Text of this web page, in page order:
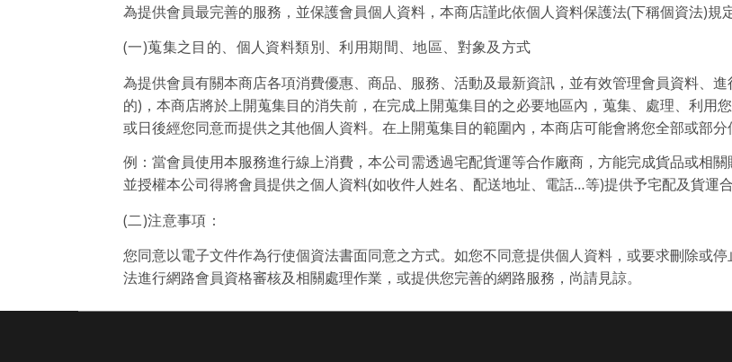
為提供會員最完善的服務，並保護會員個人資料，本商店謹此依個人資料保護法(下稱個資法)規
(一)蒐集之目的、個人資料類別、利用期間、地區、對象及方式
為提供會員有關本商店各項消費優惠、商品、服務、活動及最新資訊，並有效管理會員資料、
的)，本商店將於上開蒐集目的消失前，在完成上開蒐集目的之必要地區內，蒐集、處理、利用
或日後經您同意而提供之其他個人資料。在上開蒐集目的範圍內，本商店可能會將您全部或部分
例：當會員使用本服務進行線上消費，本公司需透過宅配貨運等合作廠商，方能完成貨品或相
並授權本公司得將會員提供之個人資料(如收件人姓名、配送地址、電話…等)提供予宅配及貨運
(二)注意事項：
您同意以電子文件作為行使個資法書面同意之方式。如您不同意提供個人資料，或要求刪除或
法進行網路會員資格審核及相關處理作業，或提供您完善的網路服務，尚請見諒。